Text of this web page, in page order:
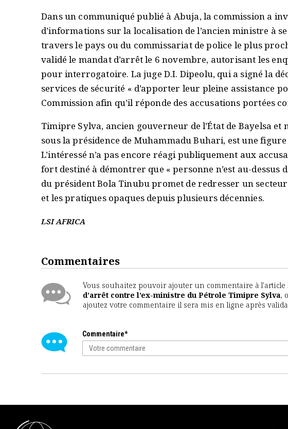
Dans un communiqué publié à Abuja, la commission a
d’informations sur la localisation de l’ancien ministre à
travers le pays ou du commissariat de police le plus
validé le mandat d’arrêt le 6 novembre, autorisant les
pour interrogatoire. La juge D.I. Dipeolu, qui a signé la
services de sécurité « d’apporter leur pleine assistance
Commission afin qu’il réponde des accusations portées
Timipre Sylva, ancien gouverneur de l’État de Bayelsa et
sous la présidence de Muhammadu Buhari, est une
L’intéressé n’a pas encore réagi publiquement aux
fort destiné à démontrer que « personne n’est au-dessus
du président Bola Tinubu promet de redresser un
et les pratiques opaques depuis plusieurs décennies.
LSI AFRICA
Commentaires
Vous souhaitez pouvoir ajouter un commentaire à l'article
d’arrêt contre l’ex-ministre du Pétrole Timipre Sylva,
ajoutez votre commentaire il sera mis en ligne après
Commentaire*